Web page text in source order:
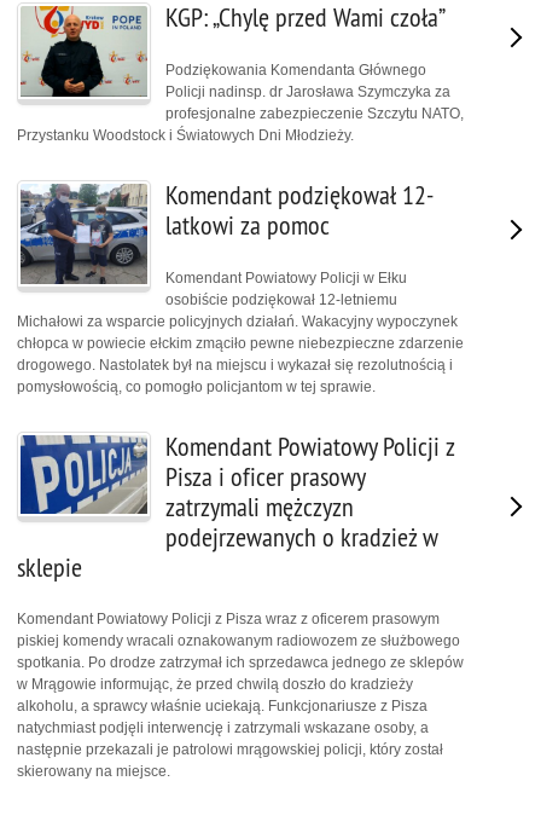
KGP: „Chylę przed Wami czoła”
Podziękowania Komendanta Głównego
Policji nadinsp. dr Jarosława Szymczyka za
profesjonalne zabezpieczenie Szczytu NATO,
Przystanku Woodstock i Światowych Dni Młodzieży.
Komendant podziękował 12-
latkowi za pomoc
Komendant Powiatowy Policji w Ełku
osobiście podziękował 12-letniemu
Michałowi za wsparcie policyjnych działań. Wakacyjny wypoczynek
chłopca w powiecie ełckim zmąciło pewne niebezpieczne zdarzenie
drogowego. Nastolatek był na miejscu i wykazał się rezolutnością i
pomysłowością, co pomogło policjantom w tej sprawie.
Komendant Powiatowy Policji z
Pisza i oficer prasowy
zatrzymali mężczyzn
podejrzewanych o kradzież w
sklepie
Komendant Powiatowy Policji z Pisza wraz z oficerem prasowym
piskiej komendy wracali oznakowanym radiowozem ze służbowego
spotkania. Po drodze zatrzymał ich sprzedawca jednego ze sklepów
w Mrągowie informując, że przed chwilą doszło do kradzieży
alkoholu, a sprawcy właśnie uciekają. Funkcjonariusze z Pisza
natychmiast podjęli interwencję i zatrzymali wskazane osoby, a
następnie przekazali je patrolowi mrągowskiej policji, który został
skierowany na miejsce.